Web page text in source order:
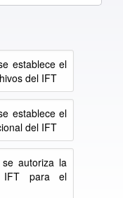
establece el
del IFT
establece el
del IFT
autoriza la
IFT para el